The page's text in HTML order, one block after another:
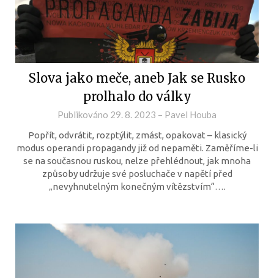
Slova jako meče, aneb Jak se Rusko
prolhalo do války
Publikováno 29. 8. 2023 – Pavel Houba
Popřít, odvrátit, rozptýlit, zmást, opakovat – klasický
modus operandi propagandy již od nepaměti. Zaměříme-li
se na současnou ruskou, nelze přehlédnout, jak mnoha
způsoby udržuje své posluchače v napětí před
„nevyhnutelným konečným vítězstvím“….